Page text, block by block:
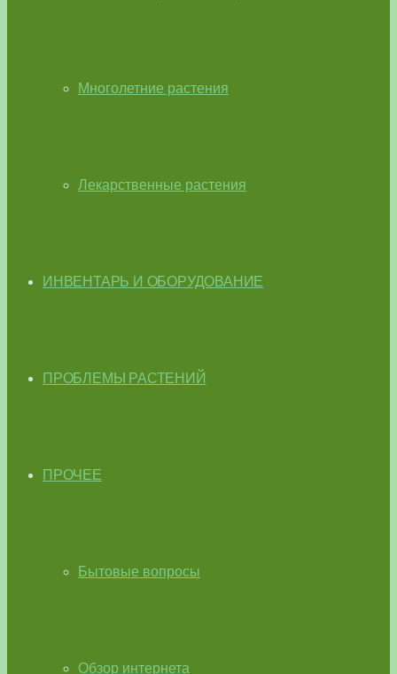
Многолетние растения
Лекарственные растения
ИНВЕНТАРЬ И ОБОРУДОВАНИЕ
ПРОБЛЕМЫ РАСТЕНИЙ
ПРОЧЕЕ
Бытовые вопросы
Обзор интернета